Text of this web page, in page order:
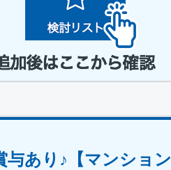
あり♪【マンション